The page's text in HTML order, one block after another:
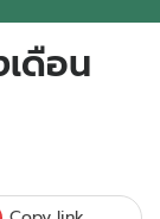
ดือน